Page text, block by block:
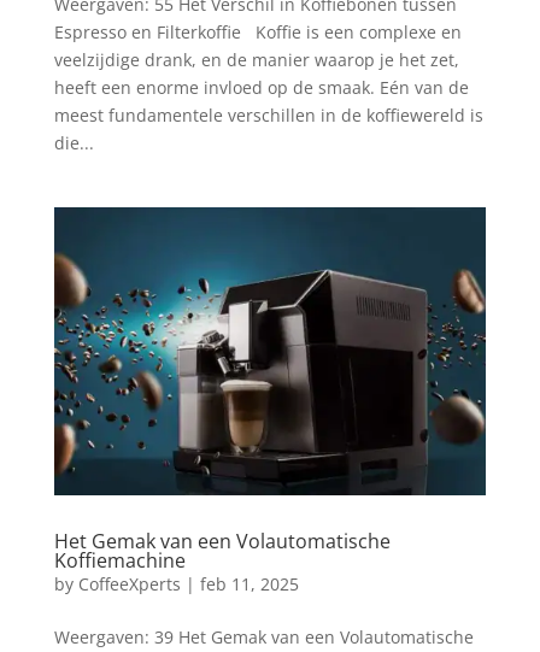
Weergaven: 55 Het Verschil in Koffiebonen tussen
Espresso en Filterkoffie Koffie is een complexe en
veelzijdige drank, en de manier waarop je het zet,
heeft een enorme invloed op de smaak. Eén van de
meest fundamentele verschillen in de koffiewereld is
die...
Het Gemak van een Volautomatische
Koffiemachine
by CoffeeXperts | feb 11, 2025
Weergaven: 39 Het Gemak van een Volautomatische